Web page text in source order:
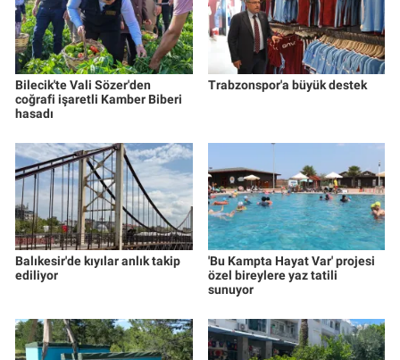
Bilecik'te Vali Sözer'den
coğrafi işaretli Kamber Biberi
hasadı
Trabzonspor'a büyük destek
Balıkesir'de kıyılar anlık takip
ediliyor
'Bu Kampta Hayat Var' projesi
özel bireylere yaz tatili
sunuyor